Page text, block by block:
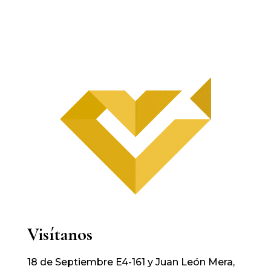
Visítanos
18 de Septiembre E4-161 y Juan León Mera,